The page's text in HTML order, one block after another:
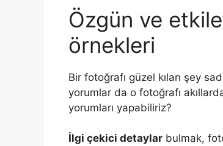
Özgün ve
örnekleri
Bir fotoğrafı güzel kılan şey
yorumlar da o fotoğrafı
yorumları yapabiliriz?
İlgi çekici detaylar bulmak,